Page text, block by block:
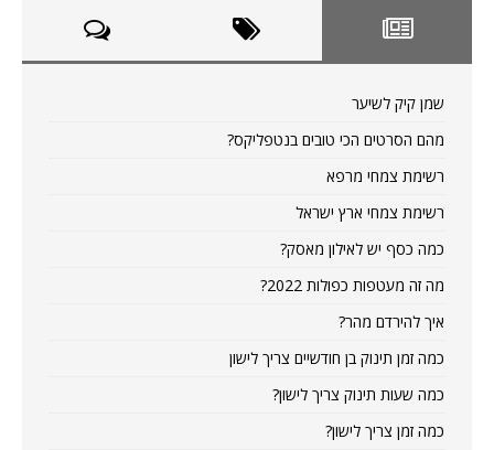
שמן קיק לשיער
מהם הסרטים הכי טובים בנטפליקס?
רשימת צמחי מרפא
רשימת צמחי ארץ ישראל
כמה כסף יש לאילון מאסק?
מה זה מעטפות כפולות 2022?
איך להירדם מהר?
כמה זמן תינוק בן חודשיים צריך לישון
כמה שעות תינוק צריך לישון?
כמה זמן צריך לישון?